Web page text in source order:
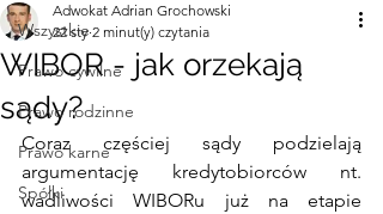
Wszystkie
Prawo cywilne
Prawo rodzinne
Prawo karne
Spółki
WIBOR - jak orzekają
sądy?
Adwokat Adrian Grochowski
22 sty 2 minut(y) czytania
Coraz częściej sądy podzielają
argumentację kredytobiorców nt.
wadliwości WIBORu już na etapie